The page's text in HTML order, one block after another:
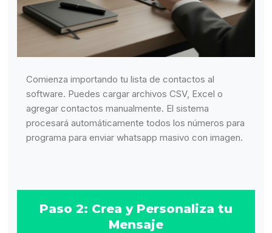
Comienza importando tu lista de contactos al
software. Puedes cargar archivos CSV, Excel o
agregar contactos manualmente. El sistema
procesará automáticamente todos los números para
programa para enviar whatsapp masivo con imagen.
Paso 2: Crea y Personaliza tu
Mensaje